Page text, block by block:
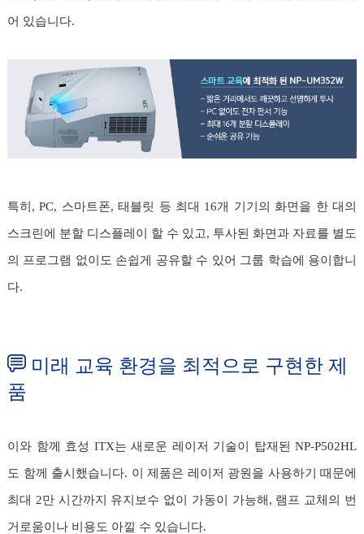
어 있습니다.
특히, PC, 스마트폰, 태블릿 등 최대 16개 기기의 화면을 한 대의
스크린에 분할 디스플레이 할 수 있고, 투사된 화면과 자료를 별도
의 프로그램 없이도 손쉽게 공유할 수 있어 그룹 학습에 용이합니
다.
미래 교육 환경을 최적으로 구현한 제
품
이와 함께 효성 ITX는 새로운 레이저 기술이 탑재된 NP-P502HL
도 함께 출시했습니다. 이 제품은 레이저 광원을 사용하기 때문에
최대 2만 시간까지 유지보수 없이 가동이 가능해, 램프 교체의 번
거로움이나 비용도 아낄 수 있습니다.